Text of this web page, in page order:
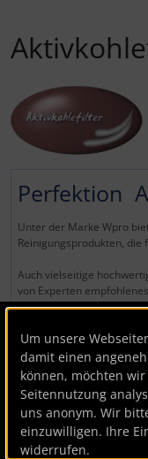
Perfektion 
Unter der Marke Wpro
Reinigungsprodukten,
Auch vielseitige
von Experten
Hier können Sie
Um unsere
damit einen
können, möchten
Seitennutzung
uns anonym. Wir
einzuwilligen. Ihre
widerrufen.